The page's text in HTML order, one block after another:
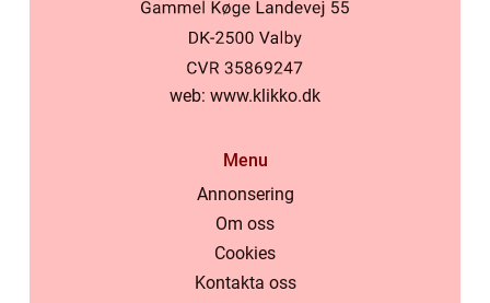
web: www.klikko.dk
Menu
Annonsering
Om oss
Cookies
Kontakta oss